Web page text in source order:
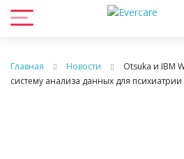
Главная Новости
Otsuka и IBM
систему анализа данных для психиатрии